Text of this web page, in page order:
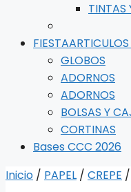
TINTAS
FIESTA
GLOBOS
ADORNOS
ADORNOS
BOLSAS Y
CORTINAS
Bases CCC 2026
Inicio / PAPEL / CREPE /